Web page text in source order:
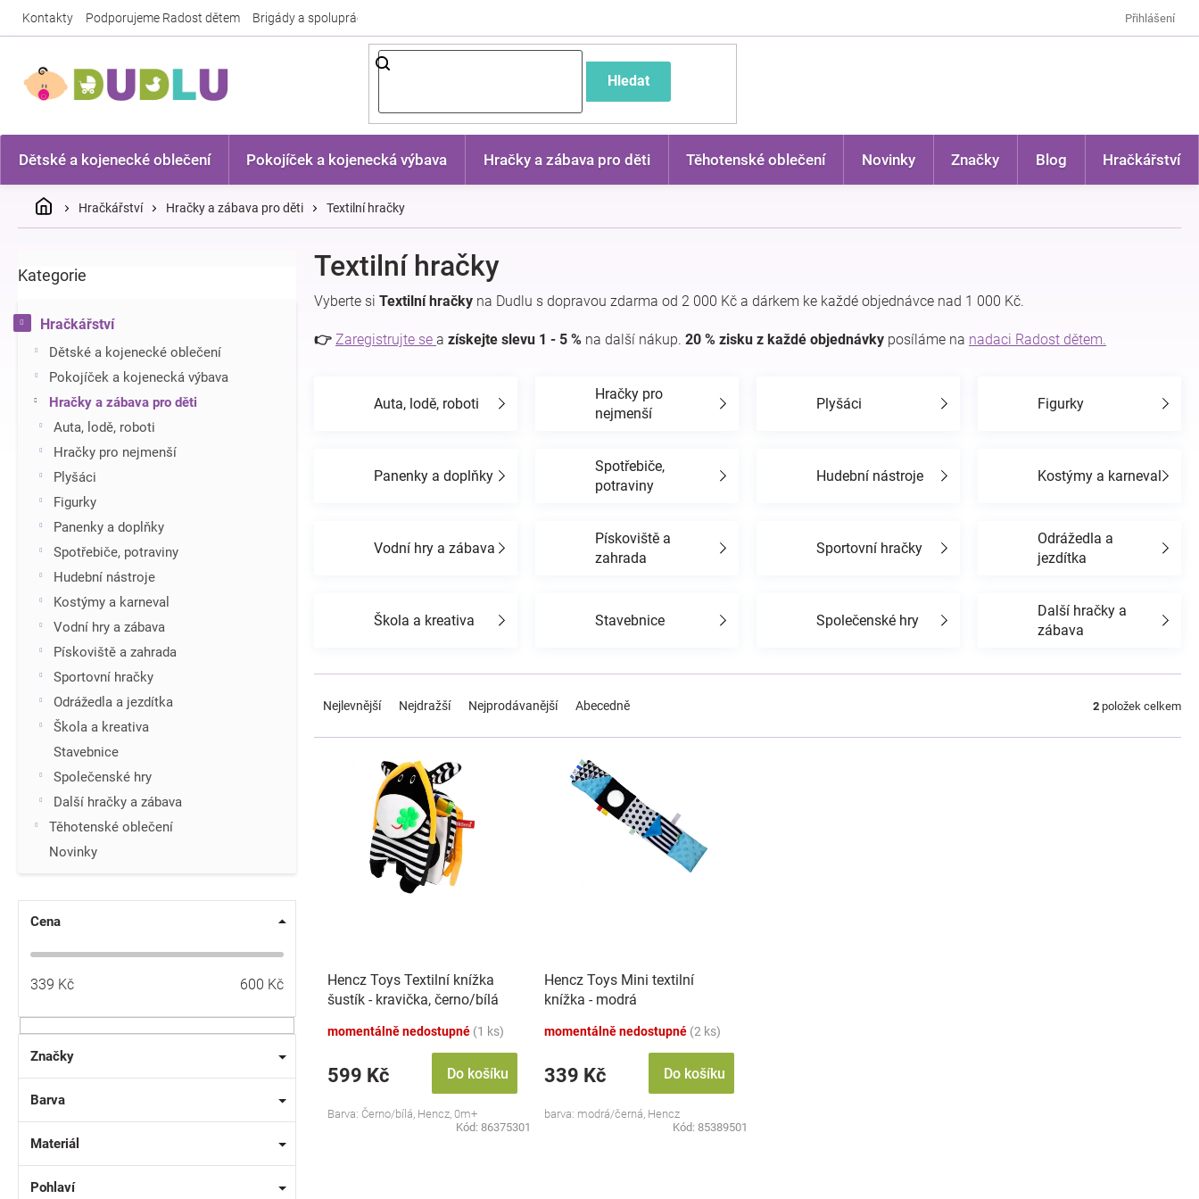
Kontakty Podporujeme Radost dětem Brigády a spolupráce Přihlášení
Hledat
Dětské a kojenecké oblečení Pokojíček a kojenecká výbava Hračky a zábava pro děti Těhotenské oblečení Novinky Značky Blog Hračkářství
DomůHračkářství Hračky a zábava pro děti Textilní hračky
o
t
r
Přeskočit
Kategorie
Hračkářství
Dětské a kojenecké oblečení
Pokojíček a kojenecká výbava
Hračky a zábava pro děti
Auta, lodě, roboti
Hračky pro nejmenší
Plyšáci
Figurky
Panenky a doplňky
Spotřebiče, potraviny
Hudební nástroje
Kostýmy a karneval
Vodní hry a zábava
Pískoviště a zahrada
Sportovní hračky
Odrážedla a jezdítka
Škola a kreativa
Stavebnice
Společenské hry
Další hračky a zábava
Těhotenské oblečení
Novinky
Cena
339 Kč 600 Kč
Značky
Barva
Materiál
Pohlaví
Textilní hračky
Vyberte si Textilní hračky na Dudlu s dopravou zdarma od 2 000 Kč a dárkem ke každé objednávce nad 1 000 Kč.
👉 Zaregistrujte se a získejte slevu 1 - 5 % na další nákup. 20 % zisku z každé objednávky posíláme na nadaci Radost dětem.
Auta, lodě, roboti
Hračky pro
nejmenší
Plyšáci Figurky
Panenky a doplňky
Spotřebiče,
potraviny
Hudební nástroje Kostýmy a karneval
Vodní hry a zábava
Pískoviště a
zahrada
Sportovní hračky
Odrážedla a
jezdítka
Škola a kreativa Stavebnice Společenské hry
Další hračky a
zábava
e
Nejlevnější Nejdražší Nejprodávanější Abecedně 2 položek celkem
Hencz Toys Textilní knížka
šustík - kravička, černo/bílá
momentálně nedostupné (1 ks)
599 Kč Do košíku
Barva: Černo/bílá, Hencz, 0m+
Kód: 86375301
Hencz Toys Mini textilní
knížka - modrá
momentálně nedostupné (2 ks)
339 Kč Do košíku
barva: modrá/černá, Hencz
Kód: 85389501